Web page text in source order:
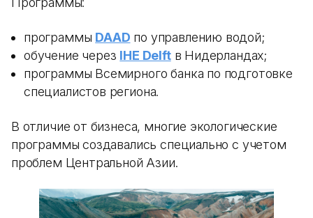
программы DAAD по управлению водой;
обучение через IHE Delftв Нидерландах;
программы Всемирного банка по подготовке
специалистов региона.
В отличие от бизнеса, многие экологические
программы создавались специально с учетом
проблем Центральной Азии.